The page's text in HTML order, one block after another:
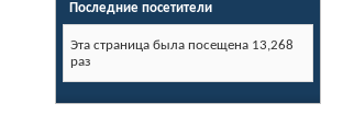
Последние посетители
Эта страница была посещена 13,268
раз